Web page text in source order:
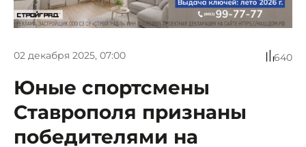
02 декабря 2025, 07:00 640
Юные спортсмены
Ставрополя признаны
победителями на